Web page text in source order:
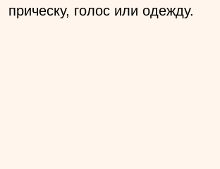
прическу, голос или одежду.